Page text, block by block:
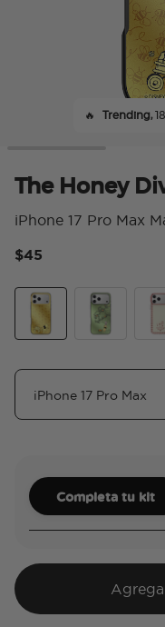
🔥 Trending,
The Honey
iPhone 17 Pro Max
$45
Completa tu kit